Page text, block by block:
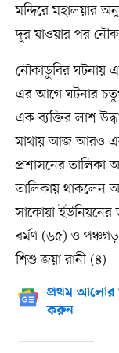
মন্দিরে মহালয়ার
দূর যাওয়ার পর
নৌকাডুবির ঘটনায়
এর আগে ঘটনার
এক ব্যক্তির লাশ
মাথায় আজ আরও
প্রশাসনের তালিকা
তালিকায় থাকলেন
সাকোয়া ইউনিয়নের
বর্মণ (৬৫) ও
শিশু জয়া রানী (৪)।
প্রথম আলোর
করুন